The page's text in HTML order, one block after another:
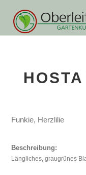
Funkie, Herzlilie
Beschreibung:
Längliches, graugrünes